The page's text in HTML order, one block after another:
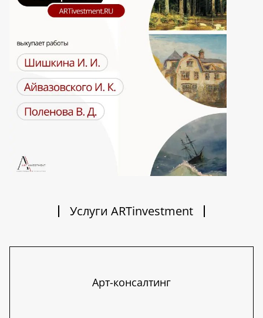
Услуги ARTinvestment
Арт-консалтинг